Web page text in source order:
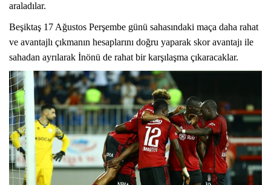
araladılar.
Beşiktaş 17 Ağustos Perşembe günü sahasındaki maça daha rahat
ve avantajlı çıkmanın hesaplarını doğru yaparak skor avantajı ile
sahadan ayrılarak İnönü de rahat bir karşılaşma çıkaracaklar.